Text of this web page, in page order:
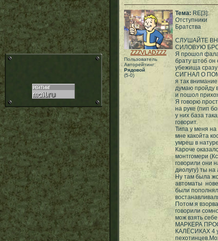
ZZZVLADZZZ
Пользователь
Авторейтинг:
Рядовой
(5-0)
Тема: RE[3]:
Отступники
Братства
СЛУШАЙТЕ
СИЛОВУЮ
Я прошол
брату штоб он
убежища
СИГНАЛ О
я так
думаю пройду
и пошол
Я говорю
на руке (пип
у них база
говорит.
Типа у меня на
мне какойта
умреш в
Кароче
монтгомери
говорили они
диолугу) ты
Ну там была
автоматы
были
Потом я
говорили
мож взять
МАРКЕРА
КАЛЁСИКАХ 4